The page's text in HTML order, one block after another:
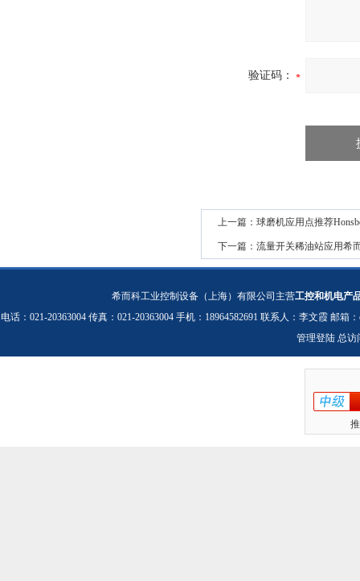
验证码：
上一篇： 球磨机应用点推荐
下一篇： 流量开关稀油站应用希
希而科工业控制设备（上海）有限公司主营工控和机电产
电话：021-20363004 传真：021-20363004 手机：18964582691 联系人：李文霞 邮箱：
管理登陆 总访